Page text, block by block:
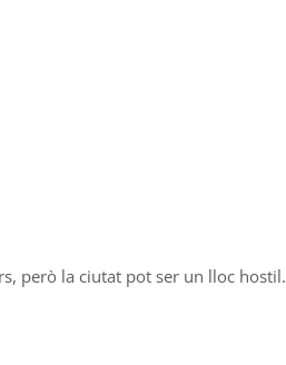
però la ciutat pot ser un lloc hostil.